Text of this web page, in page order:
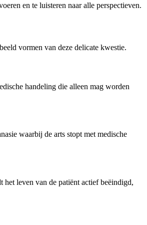
en te luisteren naar alle perspectieven.
vormen van deze delicate kwestie.
handeling die alleen mag worden
waarbij de arts stopt met medische
het leven van de patiënt actief beëindigd,